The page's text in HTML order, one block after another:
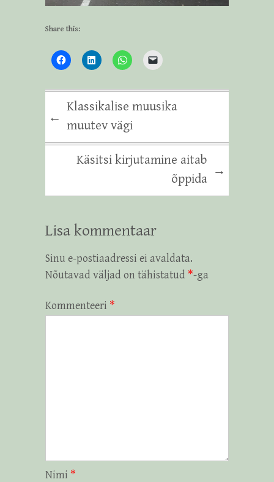
Share this:
←
Klassikalise muusika
muutev vägi
Käsitsi kirjutamine aitab
õppida
→
Lisa kommentaar
Sinu e-postiaadressi ei avaldata.
Nõutavad väljad on tähistatud *-ga
Kommenteeri *
Nimi *